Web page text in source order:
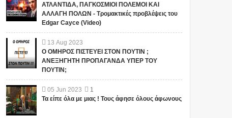
ΑΤΛΑΝΤΙΔΑ, ΠΑΓΚΟΣΜΙΟΙ ΠΟΛΕΜΟΙ ΚΑΙ
ΑΛΛΑΓΗ ΠΟΛΩΝ - Τρομακτικές προβλέψεις του
Edgar Cayce (Video)
13 Aug 2023
Ο ΟΜΗΡΟΣ ΠΙΣΤΕΥΕΙ ΣΤΟΝ ΠΟΥΤΙΝ ;
ΑΝΕΞΗΓΗΤΗ ΠΡΟΠΑΓΑΝΔΑ ΥΠΕΡ ΤΟΥ
ΠΟΥΤΙΝ;
05 Jun 2023
1
Τα είπε όλα με μιας ! Τους άφησε όλους άφωνους